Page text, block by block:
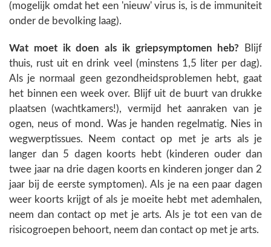
(mogelijk omdat het een 'nieuw' virus is, is de immuniteit
onder de bevolking laag).
Wat moet ik doen als ik griepsymptomen heb? Blijf
thuis, rust uit en drink veel (minstens 1,5 liter per dag).
Als je normaal geen gezondheidsproblemen hebt, gaat
het binnen een week over. Blijf uit de buurt van drukke
plaatsen (wachtkamers!), vermijd het aanraken van je
ogen, neus of mond. Was je handen regelmatig. Nies in
wegwerptissues. Neem contact op met je arts als je
langer dan 5 dagen koorts hebt (kinderen ouder dan
twee jaar na drie dagen koorts en kinderen jonger dan 2
jaar bij de eerste symptomen). Als je na een paar dagen
weer koorts krijgt of als je moeite hebt met ademhalen,
neem dan contact op met je arts. Als je tot een van de
risicogroepen behoort, neem dan contact op met je arts.